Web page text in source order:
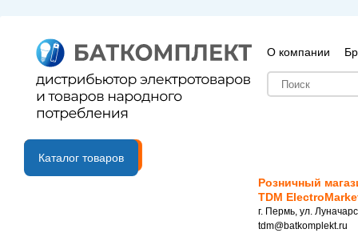
О компании
B2B портал
Каталог товаров
Розничный
TDM
г. Пермь, ул.
tdm@batkomplekt.ru